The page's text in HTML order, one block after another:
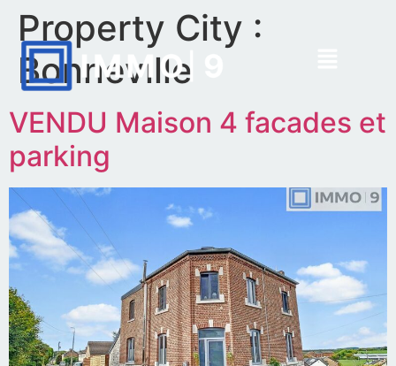
Property City :
Bonneville
VENDU Maison 4 facades et
parking